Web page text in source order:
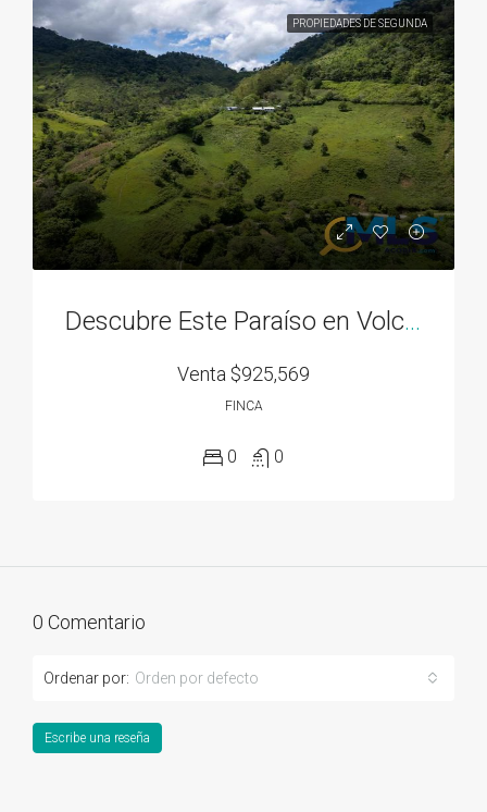
PROPIEDADES DE SEGUNDA
Descubre Este Paraíso en Volcán Panamá
Venta $925,569
FINCA
0 0
0 Comentario
Ordenar por: Orden por defecto
Escribe una reseña